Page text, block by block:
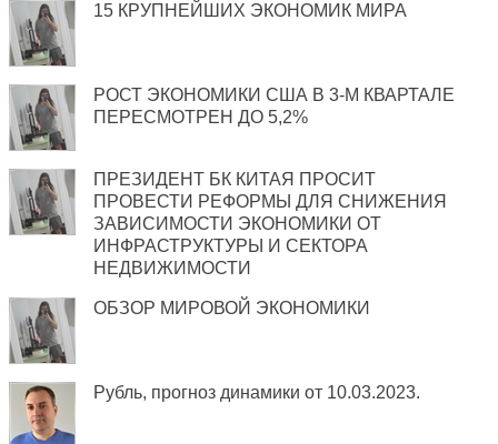
15 КРУПНЕЙШИХ ЭКОНОМИК МИРА
РОСТ ЭКОНОМИКИ США В 3-М КВАРТАЛЕ
ПЕРЕСМОТРЕН ДО 5,2%
ПРЕЗИДЕНТ БК КИТАЯ ПРОСИТ
ПРОВЕСТИ РЕФОРМЫ ДЛЯ СНИЖЕНИЯ
ЗАВИСИМОСТИ ЭКОНОМИКИ ОТ
ИНФРАСТРУКТУРЫ И СЕКТОРА
НЕДВИЖИМОСТИ
ОБЗОР МИРОВОЙ ЭКОНОМИКИ
Рубль, прогноз динамики от 10.03.2023.